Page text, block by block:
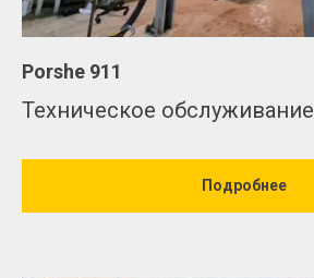
Porshe 911
Техническое обслуживание
Подробнее